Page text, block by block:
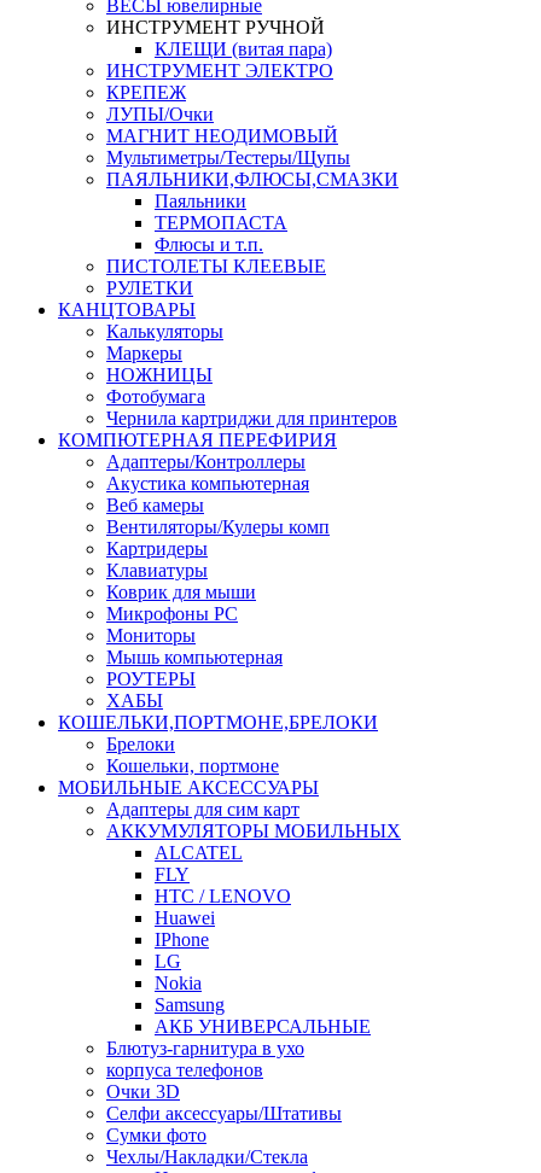
ВЕСЫ ювелирные
ИНСТРУМЕНТ РУЧНОЙ
КЛЕЩИ (витая пара)
ИНСТРУМЕНТ ЭЛЕКТРО
КРЕПЕЖ
ЛУПЫ/Очки
МАГНИТ НЕОДИМОВЫЙ
Мультиметры/Тестеры/Щупы
ПАЯЛЬНИКИ,ФЛЮСЫ,СМАЗКИ
Паяльники
ТЕРМОПАСТА
Флюсы и т.п.
ПИСТОЛЕТЫ КЛЕЕВЫЕ
РУЛЕТКИ
КАНЦТОВАРЫ
Калькуляторы
Маркеры
НОЖНИЦЫ
Фотобумага
Чернила картриджи для принтеров
КОМПЮТЕРНАЯ ПЕРЕФИРИЯ
Адаптеры/Контроллеры
Акустика компьютерная
Веб камеры
Вентиляторы/Кулеры комп
Картридеры
Клавиатуры
Коврик для мыши
Микрофоны PC
Мониторы
Мышь компьютерная
РОУТЕРЫ
ХАБЫ
КОШЕЛЬКИ,ПОРТМОНЕ,БРЕЛОКИ
Брелоки
Кошельки, портмоне
МОБИЛЬНЫЕ АКСЕССУАРЫ
Адаптеры для сим карт
АККУМУЛЯТОРЫ МОБИЛЬНЫХ
ALCATEL
FLY
HTC / LENOVO
Huawei
IPhone
LG
Nokia
Samsung
АКБ УНИВЕРСАЛЬНЫЕ
Блютуз-гарнитура в ухо
корпуса телефонов
Очки 3D
Селфи аксессуары/Штативы
Сумки фото
Чехлы/Накладки/Стекла